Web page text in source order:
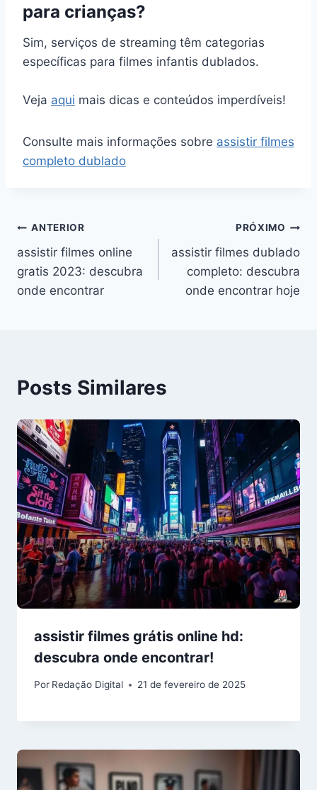
para crianças?
Sim, serviços de streaming têm categorias
específicas para filmes infantis dublados.
Veja aqui mais dicas e conteúdos imperdíveis!
Consulte mais informações sobre assistir filmes
completo dublado
Navegação
de
Post
ANTERIOR
assistir filmes online
gratis 2023: descubra
onde encontrar
PRÓXIMO
assistir filmes dublado
completo: descubra
onde encontrar hoje
Posts Similares
assistir filmes grátis online hd:
descubra onde encontrar!
Por Redação Digital 21 de fevereiro de 2025